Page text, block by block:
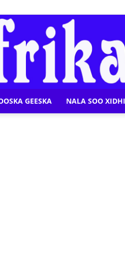
GEESKA NALA SOO